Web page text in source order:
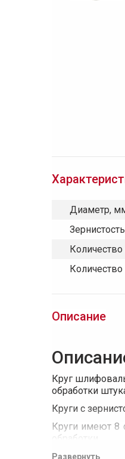
Диаметр,
Зернистость
Количество
Описание
Круг
обработки
Круги с
Круги имеют 8
обработки.
Материал
Развернуть